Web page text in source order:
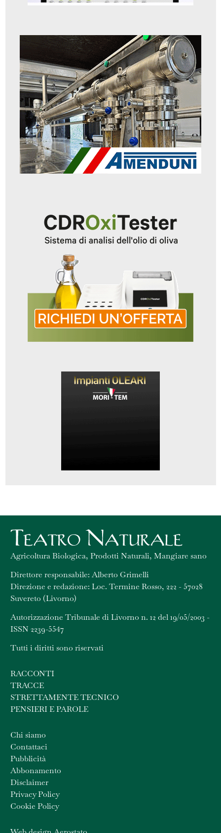
Agricoltura Biologica, Prodotti Naturali, Mangiare sano
Direttore responsabile: Alberto Grimelli
Direzione e redazione: Loc. Termine Rosso, 222 - 57028
Suvereto (Livorno)
Autorizzazione Tribunale di Livorno n. 12 del 19/05/2003 -
ISSN 2239-5547
Tutti i diritti sono riservati
RACCONTI
TRACCE
STRETTAMENTE TECNICO
PENSIERI E PAROLE
Chi siamo
Contattaci
Pubblicità
Abbonamento
Disclaimer
Privacy Policy
Cookie Policy